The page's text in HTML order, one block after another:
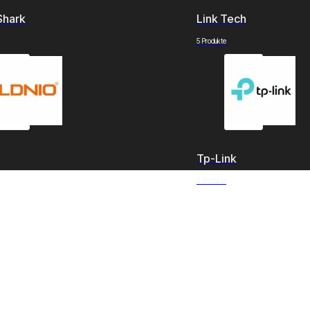
Link Tech
5 Produkte
Tp-Link